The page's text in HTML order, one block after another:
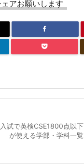
アお願いします
試で英検CSE1800点以下
が使える学部・学科一覧